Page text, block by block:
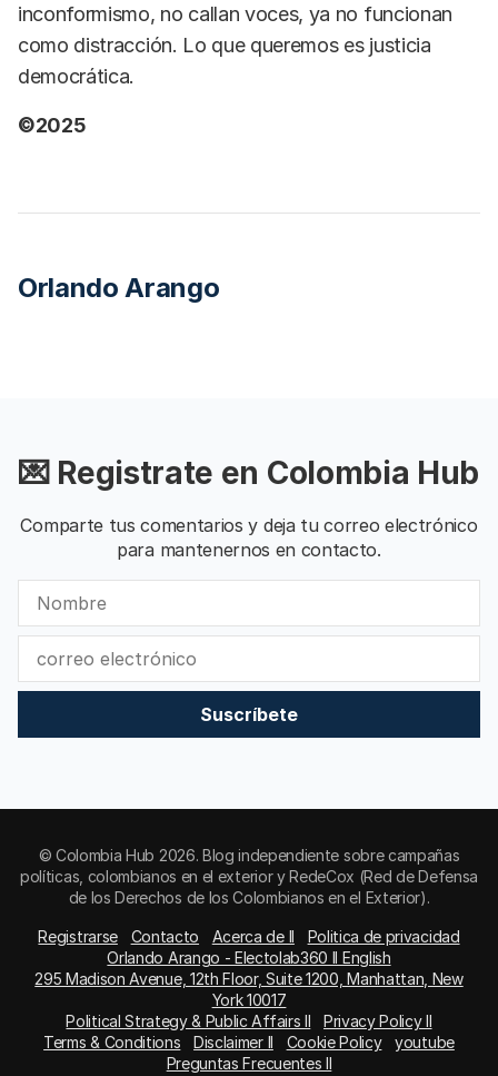
inconformismo, no callan voces, ya no funcionan
como distracción. Lo que queremos es justicia
democrática.
©2025
Orlando Arango
💌 Registrate en Colombia Hub
Comparte tus comentarios y deja tu correo electrónico
para mantenernos en contacto.
Suscríbete
© Colombia Hub 2026. Blog independiente sobre campañas
políticas, colombianos en el exterior y RedeCox (Red de Defensa
de los Derechos de los Colombianos en el Exterior).
Registrarse Contacto Acerca de II
Politica de privacidad
Orlando Arango - Electolab360 II English
295 Madison Avenue, 12th Floor, Suite 1200, Manhattan, New
York 10017
Political Strategy & Public Affairs II
Privacy Policy II
Terms & Conditions
Disclaimer II Cookie Policy
youtube
Preguntas Frecuentes II